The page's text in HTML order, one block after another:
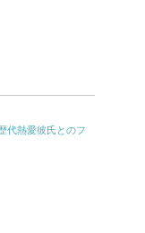
代熱愛彼氏とのフ